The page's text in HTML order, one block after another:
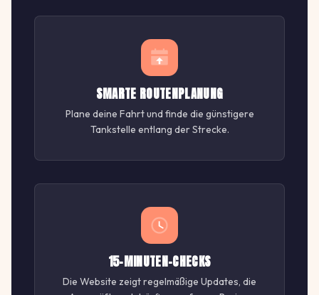
SMARTE ROUTENPLANUNG
Plane deine Fahrt und finde die günstigere
Tankstelle entlang der Strecke.
15-MINUTEN-CHECKS
Die Website zeigt regelmäßige Updates, die